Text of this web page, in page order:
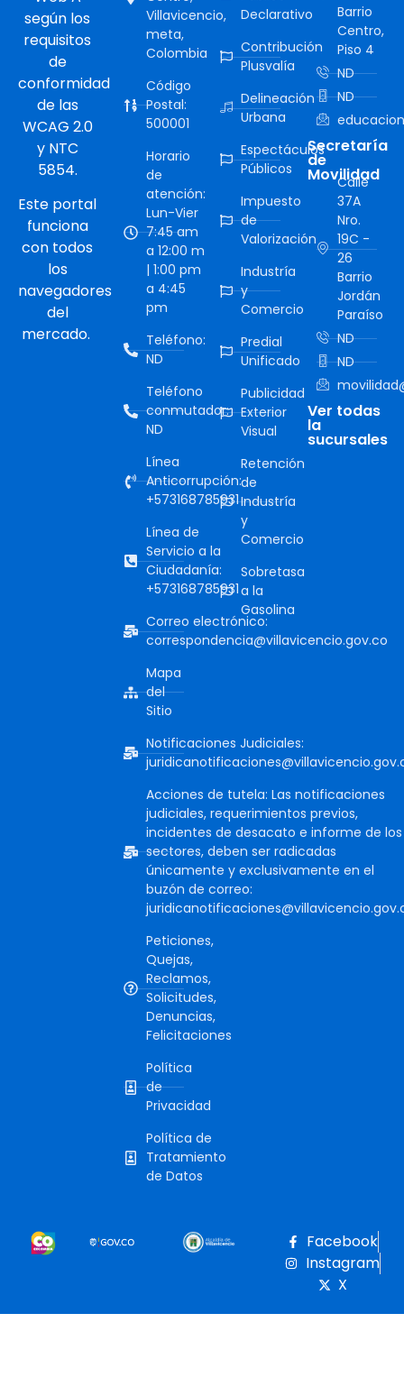
según los
requisitos
de
conformidad
de las
WCAG 2.0
y NTC
5854.
Este portal
funciona
con todos
los
navegadores
del
mercado.
Villavicencio,
meta,
Colombia
Código
Postal:
500001
Horario
de
atención:
Lun-Vier
7:45 am
a 12:00 m
| 1:00 pm
a 4:45
pm
Teléfono:
ND
Teléfono
conmutador:
ND
Línea
Anticorrupción:
+573168785931
Línea de
Servicio a la
Ciudadanía:
+573168785931
Correo electrónico:
correspondencia@villavicencio.gov.co
Mapa
del
Sitio
Notificaciones Judiciales:
Acciones de tutela: Las notificaciones
judiciales, requerimientos previos,
incidentes de desacato e informe de los
sectores, deben ser radicadas
únicamente y exclusivamente en el
buzón de correo:
Peticiones,
Quejas,
Reclamos,
Solicitudes,
Denuncias,
Felicitaciones
Política
de
Privacidad
Política de
Tratamiento
de Datos
Declarativo
Contribución
Plusvalía
Delineación
Urbana
Espectáculos
Públicos
Impuesto
de
Valorización
Industría
y
Comercio
Predial
Unificado
Publicidad
Exterior
Visual
Retención
de
Industría
y
Comercio
Sobretasa
a la
Gasolina
Barrio
Centro,
Piso 4
ND
ND
Secretaría
de
Movilidad
Calle
37A
Nro.
19C -
26
Barrio
Jordán
Paraíso
ND
ND
Ver todas
la
sucursales
Facebook
Instagram
X